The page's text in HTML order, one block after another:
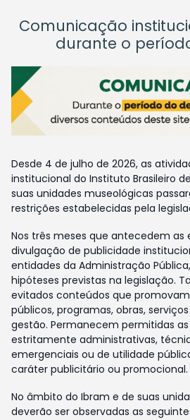
Comunicação
durante o
Desde 4 de julho de 2026, as
institucional do Instituto Brasileiro
suas unidades museológicas
restrições estabelecidas pela
Nos três meses que antecedem as
divulgação de publicidade
entidades da Administração
hipóteses previstas na legislação.
evitados conteúdos que
públicos, programas, obras,
gestão. Permanecem permitidas
estritamente administrativas,
emergenciais ou de utilidade
caráter publicitário ou promocional.
No âmbito do Ibram e de suas
deverão ser observadas as